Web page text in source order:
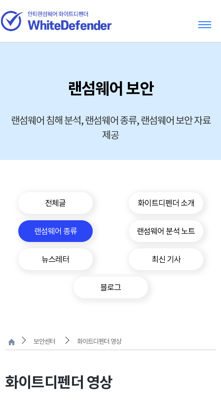
랜섬웨어 보안
랜섬웨어 침해 분석, 랜섬웨어 종류, 랜섬웨어 보안 자료
제공
전체글 화이트디펜더 소개
랜섬웨어 종류 랜섬웨어 분석 노트
뉴스레터 최신 기사
블로그
보안센터 화이트디펜더 영상
화이트디펜더 영상